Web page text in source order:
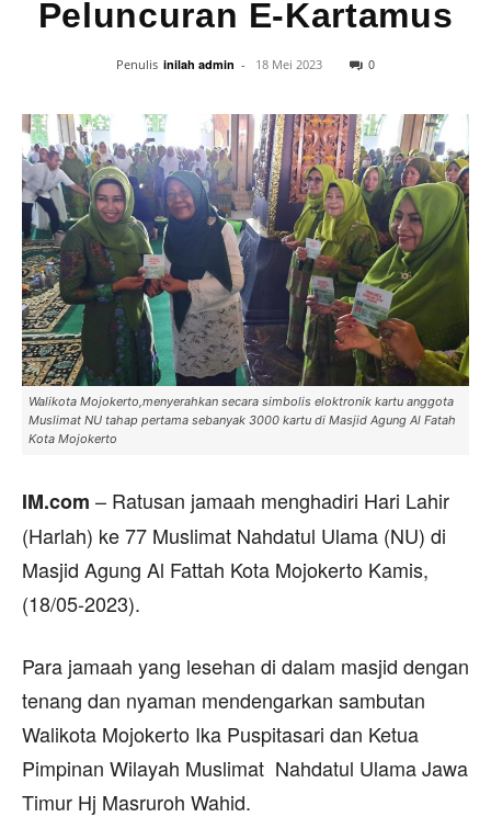
Peluncuran E-Kartamus
Penulis inilah admin - 18 Mei 2023 0
Walikota Mojokerto,menyerahkan secara simbolis eloktronik kartu anggota
Muslimat NU tahap pertama sebanyak 3000 kartu di Masjid Agung Al Fatah
Kota Mojokerto
IM.com – Ratusan jamaah menghadiri Hari Lahir
(Harlah) ke 77 Muslimat Nahdatul Ulama (NU) di
Masjid Agung Al Fattah Kota Mojokerto Kamis,
(18/05-2023).
Para jamaah yang lesehan di dalam masjid dengan
tenang dan nyaman mendengarkan sambutan
Walikota Mojokerto Ika Puspitasari dan Ketua
Pimpinan Wilayah Muslimat Nahdatul Ulama Jawa
Timur Hj Masruroh Wahid.